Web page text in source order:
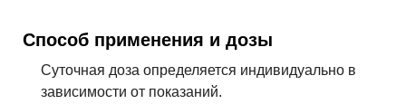
Способ применения и дозы
Суточная доза определяется индивидуально в
зависимости от показаний.